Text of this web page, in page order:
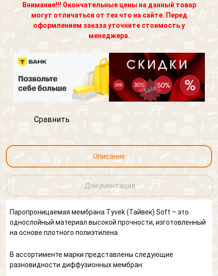
Внимание!!! Окончательные цены на данный товар
могут отличаться от тех что на сайте. Перед
оформлением заказа уточните стоимость у
менеджера.
Сравнить
Описание
Документация
Паропроницаемая мембрана Tyvek (Тайвек) Soft – это
однослойный материал высокой прочности, изготовленный
на основе плотного полиэтилена.
В ассортименте марки представлены следующие
разновидности диффузионных мембран: